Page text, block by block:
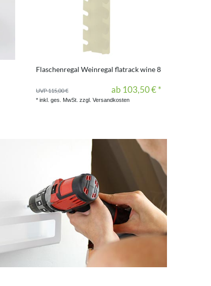
Flaschenregal Weinregal flatrack wine 8
UVP 115,00 € ab 103,50 € *
*inkl. ges. MwSt. zzgl.Versandkosten